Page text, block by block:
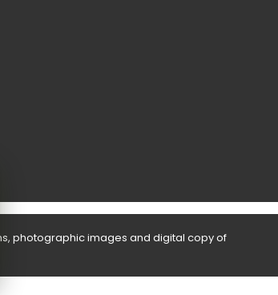
photographic images and digital copy of